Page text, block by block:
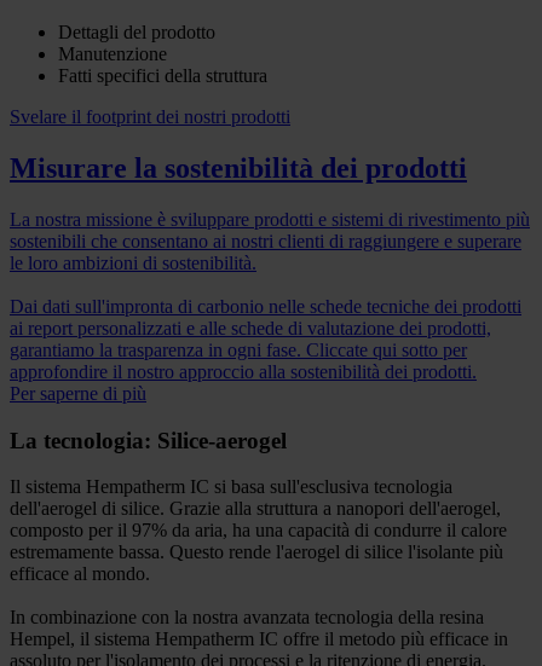
Dettagli del prodotto
Manutenzione
Fatti specifici della struttura
Svelare il footprint dei nostri prodotti
Misurare la sostenibilità dei prodotti
La nostra missione è sviluppare prodotti e sistemi di rivestimento più
sostenibili che consentano ai nostri clienti di raggiungere e superare
le loro ambizioni di sostenibilità.
Dai dati sull'impronta di carbonio nelle schede tecniche dei prodotti
ai report personalizzati e alle schede di valutazione dei prodotti,
garantiamo la trasparenza in ogni fase. Cliccate qui sotto per
approfondire il nostro approccio alla sostenibilità dei prodotti.
Per saperne di più
La tecnologia: Silice-aerogel
Il sistema Hempatherm IC si basa sull'esclusiva tecnologia
dell'aerogel di silice. Grazie alla struttura a nanopori dell'aerogel,
composto per il 97% da aria, ha una capacità di condurre il calore
estremamente bassa. Questo rende l'aerogel di silice l'isolante più
efficace al mondo.
In combinazione con la nostra avanzata tecnologia della resina
Hempel, il sistema Hempatherm IC offre il metodo più efficace in
assoluto per l'isolamento dei processi e la ritenzione di energia.